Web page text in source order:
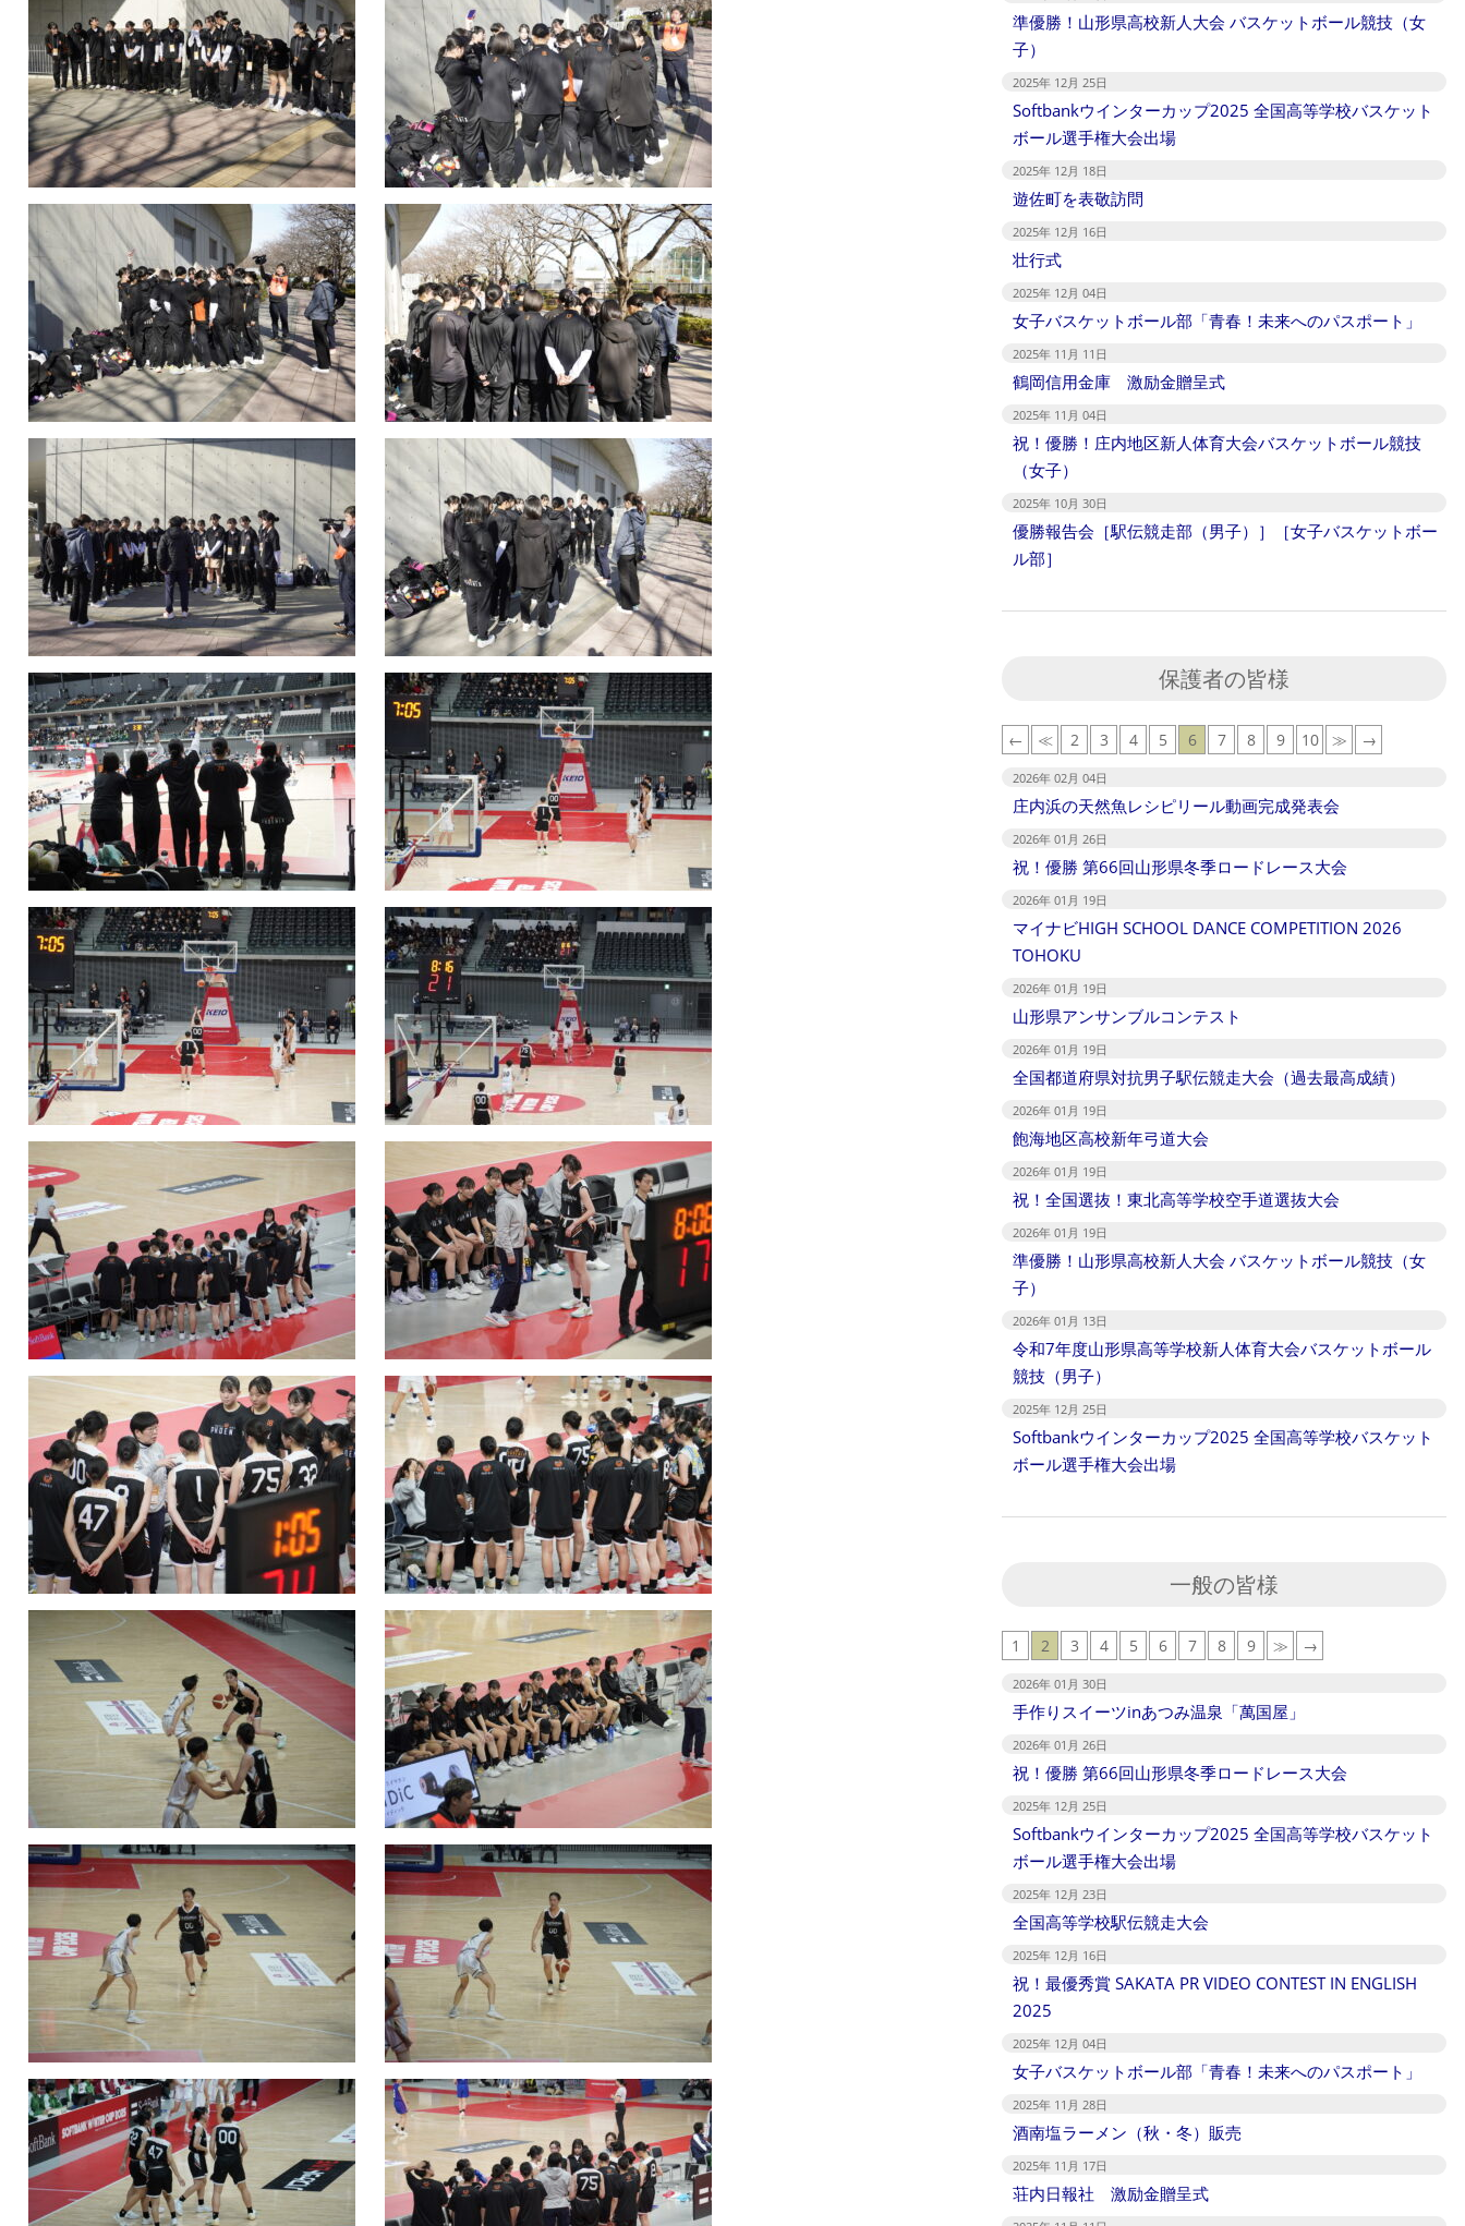
準優勝！山形県高校新人大会 バスケットボール競技（女
子）
2025年 12月 25日
Softbankウインターカップ2025 全国高等学校バスケット
ボール選手権大会出場
2025年 12月 18日
遊佐町を表敬訪問
2025年 12月 16日
壮行式
2025年 12月 04日
女子バスケットボール部「青春！未来へのパスポート」
2025年 11月 11日
鶴岡信用金庫 激励金贈呈式
2025年 11月 04日
祝！優勝！庄内地区新人体育大会バスケットボール競技
（女子）
2025年 10月 30日
優勝報告会［駅伝競走部（男子）］［女子バスケットボー
ル部］
保護者の皆様
← ≪ 2 3 4 5 6 7 8 9 10 ≫ →
2026年 02月 04日
庄内浜の天然魚レシピリール動画完成発表会
2026年 01月 26日
祝！優勝 第66回山形県冬季ロードレース大会
2026年 01月 19日
マイナビHIGH SCHOOL DANCE COMPETITION 2026
TOHOKU
2026年 01月 19日
山形県アンサンブルコンテスト
2026年 01月 19日
全国都道府県対抗男子駅伝競走大会（過去最高成績）
2026年 01月 19日
飽海地区高校新年弓道大会
2026年 01月 19日
祝！全国選抜！東北高等学校空手道選抜大会
2026年 01月 19日
準優勝！山形県高校新人大会 バスケットボール競技（女
子）
2026年 01月 13日
令和7年度山形県高等学校新人体育大会バスケットボール
競技（男子）
2025年 12月 25日
Softbankウインターカップ2025 全国高等学校バスケット
ボール選手権大会出場
一般の皆様
1 2 3 4 5 6 7 8 9 ≫ →
2026年 01月 30日
手作りスイーツinあつみ温泉「萬国屋」
2026年 01月 26日
祝！優勝 第66回山形県冬季ロードレース大会
2025年 12月 25日
Softbankウインターカップ2025 全国高等学校バスケット
ボール選手権大会出場
2025年 12月 23日
全国高等学校駅伝競走大会
2025年 12月 16日
祝！最優秀賞 SAKATA PR VIDEO CONTEST IN ENGLISH
2025
2025年 12月 04日
女子バスケットボール部「青春！未来へのパスポート」
2025年 11月 28日
酒南塩ラーメン（秋・冬）販売
2025年 11月 17日
荘内日報社 激励金贈呈式